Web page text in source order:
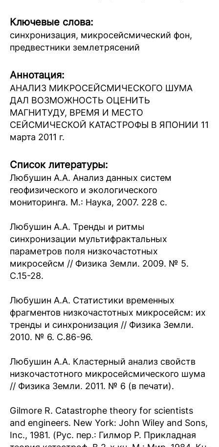
Ключевые слова:
синхронизация, микросейсмический фон,
предвестники землетрясений
Аннотация:
АНАЛИЗ МИКРОСЕЙСМИЧЕСКОГО ШУМА
ДАЛ ВОЗМОЖНОСТЬ ОЦЕНИТЬ
МАГНИТУДУ, ВРЕМЯ И МЕСТО
СЕЙСМИЧЕСКОЙ КАТАСТРОФЫ В ЯПОНИИ 11
марта 2011 г.
Список литературы:
Любушин А.А. Анализ данных систем
геофизического и экологического
мониторинга. М.: Наука, 2007. 228 с.
Любушин А.А. Тренды и ритмы
синхронизации мультифрактальных
параметров поля низкочастотных
микросейсм // Физика Земли. 2009. № 5.
С.15-28.
Любушин А.А. Статистики временных
фрагментов низкочастотных микросейсм: их
тренды и синхронизация // Физика Земли.
2010. № 6. С.86-96.
Любушин А.А. Кластерный анализ свойств
низкочастотного микросейсмического шума
// Физика Земли. 2011. № 6 (в печати).
Gilmore R. Catastrophe theory for scientists
and engineers. New York: John Wiley and Sons,
Inc., 1981. (Рус. пер.: Гилмор Р. Прикладная